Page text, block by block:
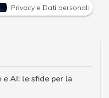
Privacy e Dati personali
AI: le sfide per la